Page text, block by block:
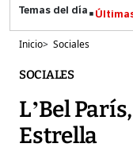
Inicio> Sociales
SOCIALES
L’Bel
Estrella